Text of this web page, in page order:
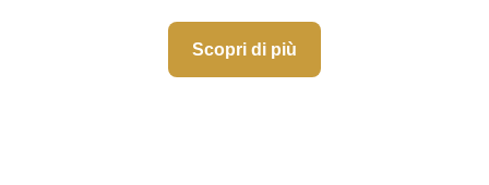
Scopri di più